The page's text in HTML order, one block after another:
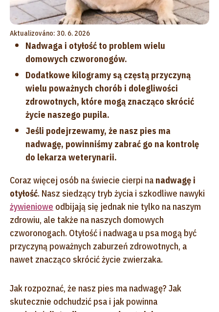
Aktualizováno: 30. 6. 2026
Nadwaga i otyłość to problem wielu
domowych czworonogów.
Dodatkowe kilogramy są częstą przyczyną
wielu poważnych chorób i dolegliwości
zdrowotnych, które mogą znacząco skrócić
życie naszego pupila.
Jeśli podejrzewamy, że nasz pies ma
nadwagę, powinniśmy zabrać go na kontrolę
do lekarza weterynarii.
Coraz więcej osób na świecie cierpi na nadwagę i
otyłość. Nasz siedzący tryb życia i szkodliwe nawyki
żywieniowe odbijają się jednak nie tylko na naszym
zdrowiu, ale także na naszych domowych
czworonogach. Otyłość i nadwaga u psa mogą być
przyczyną poważnych zaburzeń zdrowotnych, a
nawet znacząco skrócić życie zwierzaka.
Jak rozpoznać, że nasz pies ma nadwagę? Jak
skutecznie odchudzić psa i jak powinna